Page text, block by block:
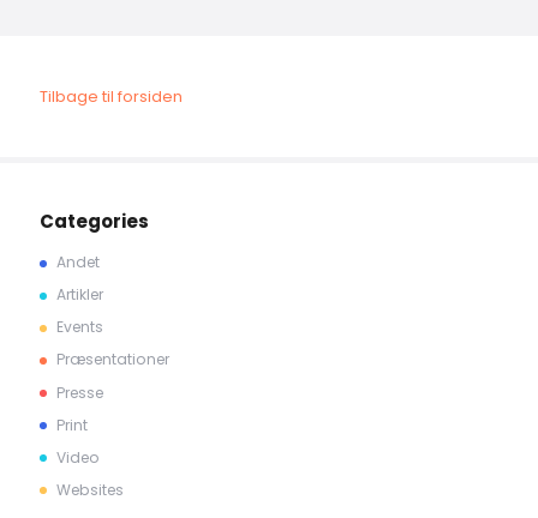
Tilbage til forsiden
Categories
Andet
Artikler
Events
Præsentationer
Presse
Print
Video
Websites